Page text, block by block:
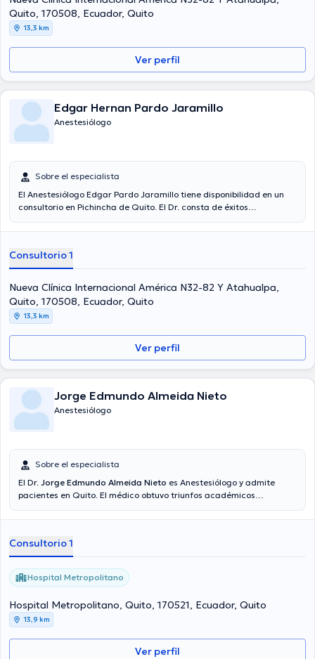
formación continua en su temática de especialización y ha
difundido diversos artículos.
Quito, 170508, Ecuador, Quito
13,3 km
Ver perfil
Edgar Hernan Pardo Jaramillo
Anestesiólogo
Sobre el especialista
El Anestesiólogo Edgar Pardo Jaramillo tiene disponibilidad en un
consultorio en Pichincha de Quito. El Dr. consta de éxitos
tiene amplios conocimientos en su área de especialidad. El médico
Incluso, él se ha destacados como miembro de diversas
asociaciones médicas. Edgar Pardo Jaramillo ha cooperado en
cuantiosas conferencias con la intención de tener una formación
continua en su disciplina de especialización y ha compartido
diferentes ediciones.
Consultorio 1
Nueva Clínica Internacional América N32-82 Y Atahualpa,
Quito, 170508, Ecuador, Quito
13,3 km
Ver perfil
Jorge Edmundo Almeida Nieto
Anestesiólogo
Sobre el especialista
El Dr. Jorge Edmundo Almeida Nieto es Anestesiólogo y admite
pacientes en Quito. El médico obtuvo triunfos académicos
Nacional Autónoma De México y tiene varios años de experiencia en
experiencia laboral en su área de especialización. Incluso, él se ha
desempeñado como miembro de diversas asociaciones médicas.
Jorge Edmundo Almeida Nieto ha intervenido en cuantiosas
conferencias con la intención de lograr tener una formación
comunicados.
Consultorio 1
Hospital Metropolitano
Hospital Metropolitano, Quito, 170521, Ecuador, Quito
13,9 km
Ver perfil